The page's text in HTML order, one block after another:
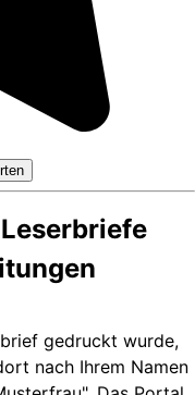
gedruckt wurde,
nach Ihrem Namen